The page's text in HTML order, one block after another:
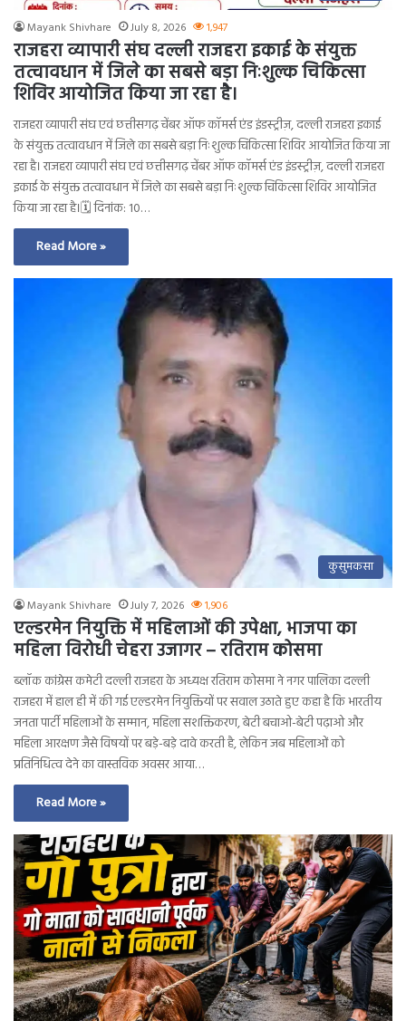
Mayank Shivhare July 8, 2026 1,947
राजहरा व्यापारी संघ दल्ली राजहरा इकाई के संयुक्त
तत्वावधान में जिले का सबसे बड़ा निःशुल्क चिकित्सा
शिविर आयोजित किया जा रहा है।
राजहरा व्यापारी संघ एवं छत्तीसगढ़ चेंबर ऑफ कॉमर्स एंड इंडस्ट्रीज़, दल्ली राजहरा इकाई
के संयुक्त तत्वावधान में जिले का सबसे बड़ा निःशुल्क चिकित्सा शिविर आयोजित किया जा
रहा है। राजहरा व्यापारी संघ एवं छत्तीसगढ़ चेंबर ऑफ कॉमर्स एंड इंडस्ट्रीज़, दल्ली राजहरा
इकाई के संयुक्त तत्वावधान में जिले का सबसे बड़ा निःशुल्क चिकित्सा शिविर आयोजित
किया जा रहा है।🗓 दिनांक: 10…
Read More »
कुसुमकसा
Mayank Shivhare July 7, 2026 1,906
एल्डरमेन नियुक्ति में महिलाओं की उपेक्षा, भाजपा का
महिला विरोधी चेहरा उजागर – रतिराम कोसमा
ब्लॉक कांग्रेस कमेटी दल्ली राजहरा के अध्यक्ष रतिराम कोसमा ने नगर पालिका दल्ली
राजहरा में हाल ही में की गई एल्डरमेन नियुक्तियों पर सवाल उठाते हुए कहा है कि भारतीय
जनता पार्टी महिलाओं के सम्मान, महिला सशक्तिकरण, बेटी बचाओ-बेटी पढ़ाओ और
महिला आरक्षण जैसे विषयों पर बड़े-बड़े दावे करती है, लेकिन जब महिलाओं को
प्रतिनिधित्व देने का वास्तविक अवसर आया…
Read More »